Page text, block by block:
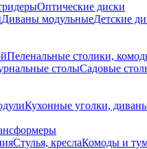
Оптические диски
Диваны модульныеДетские
Пеленальные столики,
столыСадовые
Кухонные уголки,
Стулья, креслаКомоды и